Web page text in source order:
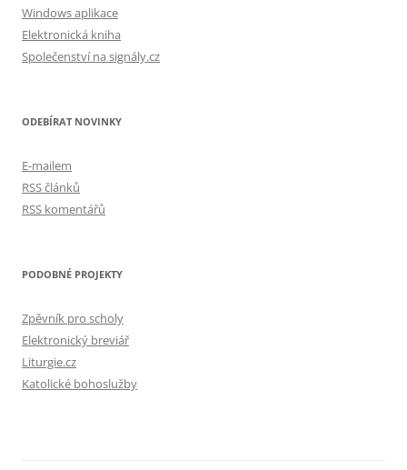
Windows aplikace
Elektronická kniha
Společenství na signály.cz
ODEBÍRAT NOVINKY
E-mailem
RSS článků
RSS komentářů
PODOBNÉ PROJEKTY
Zpěvník pro scholy
Elektronický breviář
Liturgie.cz
Katolické bohoslužby